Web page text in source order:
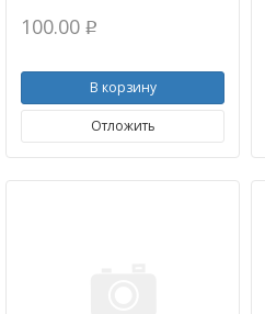
100.00 p
В корзину
Отложить